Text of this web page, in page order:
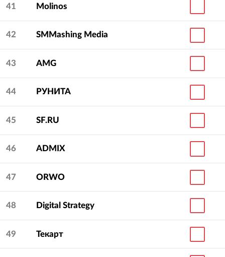
41 Molinos
42 SMMashing Media
43 AMG
44 РУНИТА
45 SF.RU
46 ADMIX
47 ORWO
48 Digital Strategy
49 Текарт